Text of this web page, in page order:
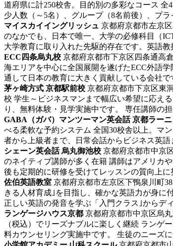
道府県に計250校舎。目的別の多彩なコース
少人数（～5名）、グループ（8名前後）、プ
マイスカイイングリッシュ 京都府京都市左京
のなかでも、日本で唯一、大学の必修科目（
大学教育に取り入れた先駆的存在です。英語
ECC四条烏丸校 京都府京都市下京区四条通高
海エリアを中心に全国展開を遂げたECC外語
通して日本の教育に大きく貢献している会社
茅ヶ崎方式 京都駅前校 京都府京都市下京区東
校 学生～ビジネスマンまで幅広い希望に応え
り、無料体験・見学実施中です。 専任講師の
GABA（ガバ）マンツーマン英会話 京都ラー
べる柔軟な予約システム 全国30校舎以上。マ
者から上級者まで、日常会話からビジネス英
シェーン英会話 烏丸御池校 京都府京都市中京
のネイティブ講師が多く在籍 講師はアメリカ
後も定期的に研修を受けてレッスンの質向上
佐伯英語教室 京都府京都市左京区下鴨泉川町38
きる人材育成｣を目指し、確かな英語力が身に
正しい英語の発音を学ぶ「入門クラス｣からデ
ランゲージハウス京都 京都府京都市中京区烏
（税込）でリーズナブルに楽しく継続 ランゲ
料カウンセリング実施中です。 生徒のニーズ